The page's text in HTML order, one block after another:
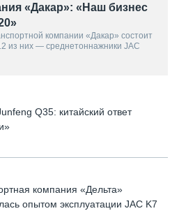
«Дакар»: «Наш бизнес
компании «Дакар» состоит
из них — среднетоннажники JAC
Q35: китайский ответ
компания «Дельта»
опытом эксплуатации JAC K7